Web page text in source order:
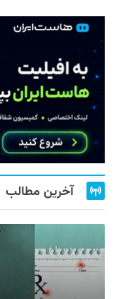
آخرین مطالب